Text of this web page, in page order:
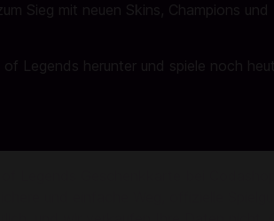
Sieg mit neuen Skins, Champions und
of Legends herunter und spiele noch